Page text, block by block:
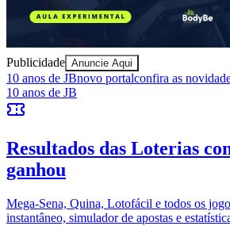
Publicidade Anuncie Aqui
10 anos de JBnovo portalconfira as
10 anos de JB
Resultados das Loterias
ganhou
Mega-Sena, Quina, Lotofácil e todos os
instantâneo, simulador de apostas e